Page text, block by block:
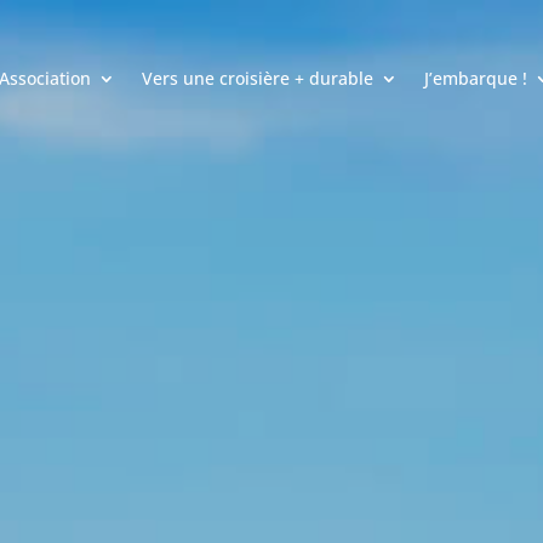
Vers une croisière + durable J’embarque !